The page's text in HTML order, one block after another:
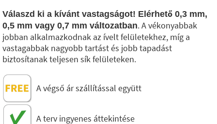
Válaszd ki a kívánt vastagságot! Elérhető 0,3 mm,
0,5 mm vagy 0,7 mm változatban. A vékonyabbak
jobban alkalmazkodnak az ívelt felületekhez, míg a
vastagabbak nagyobb tartást és jobb tapadást
biztosítanak teljesen sík felületeken.
A végső ár szállítással együtt
A terv ingyenes áttekintése